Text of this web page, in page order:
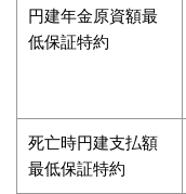
円建年金原資額最
低保証特約
死亡時円建支払額
最低保証特約